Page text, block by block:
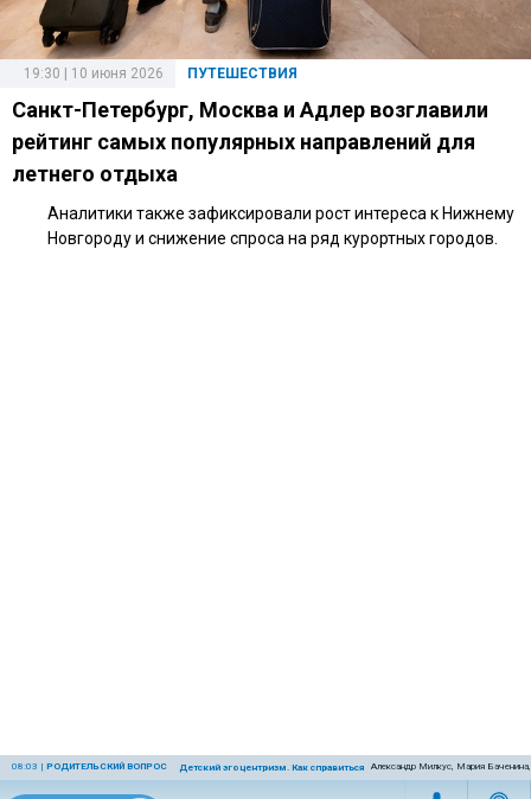
08:03 | РОДИТЕЛЬСКИЙ ВОПРОС Детский эгоцентризм. Как справиться с ним родителям?
Александр Милкус, Мария Баченина,
ПУТЕШЕСТВИЯ
19:30 | 10 июня 2026
Санкт-Петербург, Москва и Адлер возглавили
рейтинг самых популярных направлений для
летнего отдыха
Аналитики также зафиксировали рост интереса к Нижнему
Новгороду и снижение спроса на ряд курортных городов.